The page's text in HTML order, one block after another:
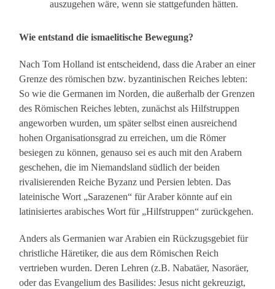
auszugehen wäre, wenn sie stattgefunden hätten.
Wie entstand die ismaelitische Bewegung?
Nach Tom Holland ist entscheidend, dass die Araber an einer
Grenze des römischen bzw. byzantinischen Reiches lebten:
So wie die Germanen im Norden, die außerhalb der Grenzen
des Römischen Reiches lebten, zunächst als Hilfstruppen
angeworben wurden, um später selbst einen ausreichend
hohen Organisationsgrad zu erreichen, um die Römer
besiegen zu können, genauso sei es auch mit den Arabern
geschehen, die im Niemandsland südlich der beiden
rivalisierenden Reiche Byzanz und Persien lebten. Das
lateinische Wort „Sarazenen“ für Araber könnte auf ein
latinisiertes arabisches Wort für „Hilfstruppen“ zurückgehen.
Anders als Germanien war Arabien ein Rückzugsgebiet für
christliche Häretiker, die aus dem Römischen Reich
vertrieben wurden. Deren Lehren (z.B. Nabatäer, Nasoräer,
oder das Evangelium des Basilides: Jesus nicht gekreuzigt,